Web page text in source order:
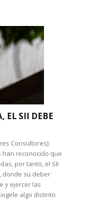
EL SII DEBE
Consultores):
han reconocido que
por tanto, el SII
donde su deber
y ejercer las
algo distinto